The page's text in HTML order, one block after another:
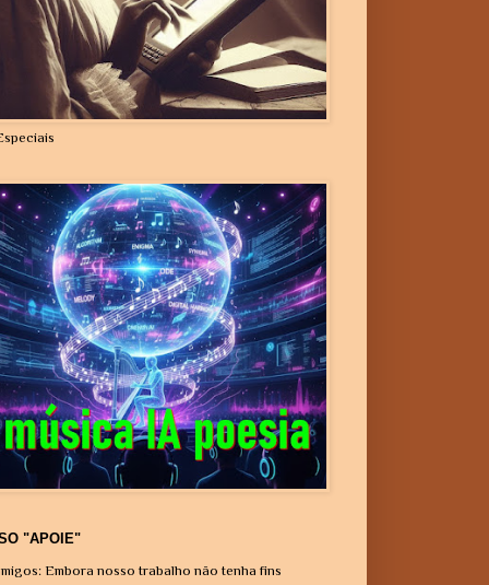
"APOIE"
Embora nosso trabalho não tenha fins